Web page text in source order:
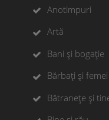
Anotimpuri
Artă
Bani și bogație
Bărbați și femei
Bătranețe și